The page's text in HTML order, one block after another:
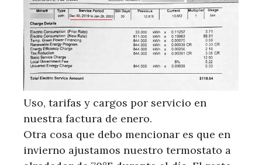
Uso, tarifas y cargos por servicio en
nuestra factura de enero.
Otra cosa que debo mencionar es que en
invierno ajustamos nuestro termostato a